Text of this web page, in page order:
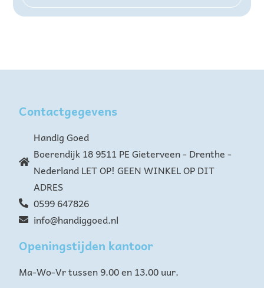
Contactgegevens
Handig Goed
Boerendijk 18 9511 PE Gieterveen - Drenthe -
Nederland LET OP! GEEN WINKEL OP DIT
ADRES
0599 647826
info@handiggoed.nl
Openingstijden kantoor
Ma-Wo-Vr tussen 9.00 en 13.00 uur.